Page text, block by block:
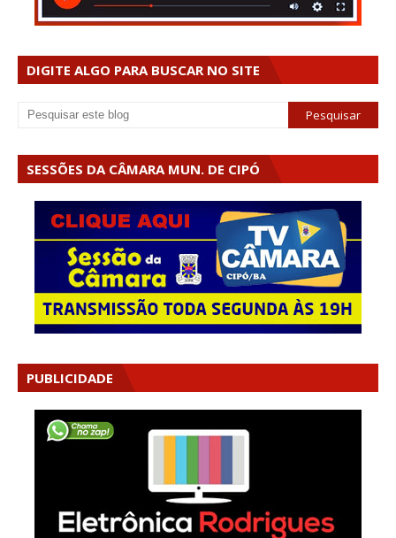
DIGITE ALGO PARA BUSCAR NO SITE
SESSÕES DA CÂMARA MUN. DE CIPÓ
PUBLICIDADE